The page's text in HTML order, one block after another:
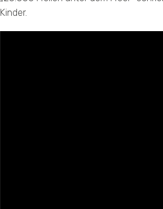
Kinder.